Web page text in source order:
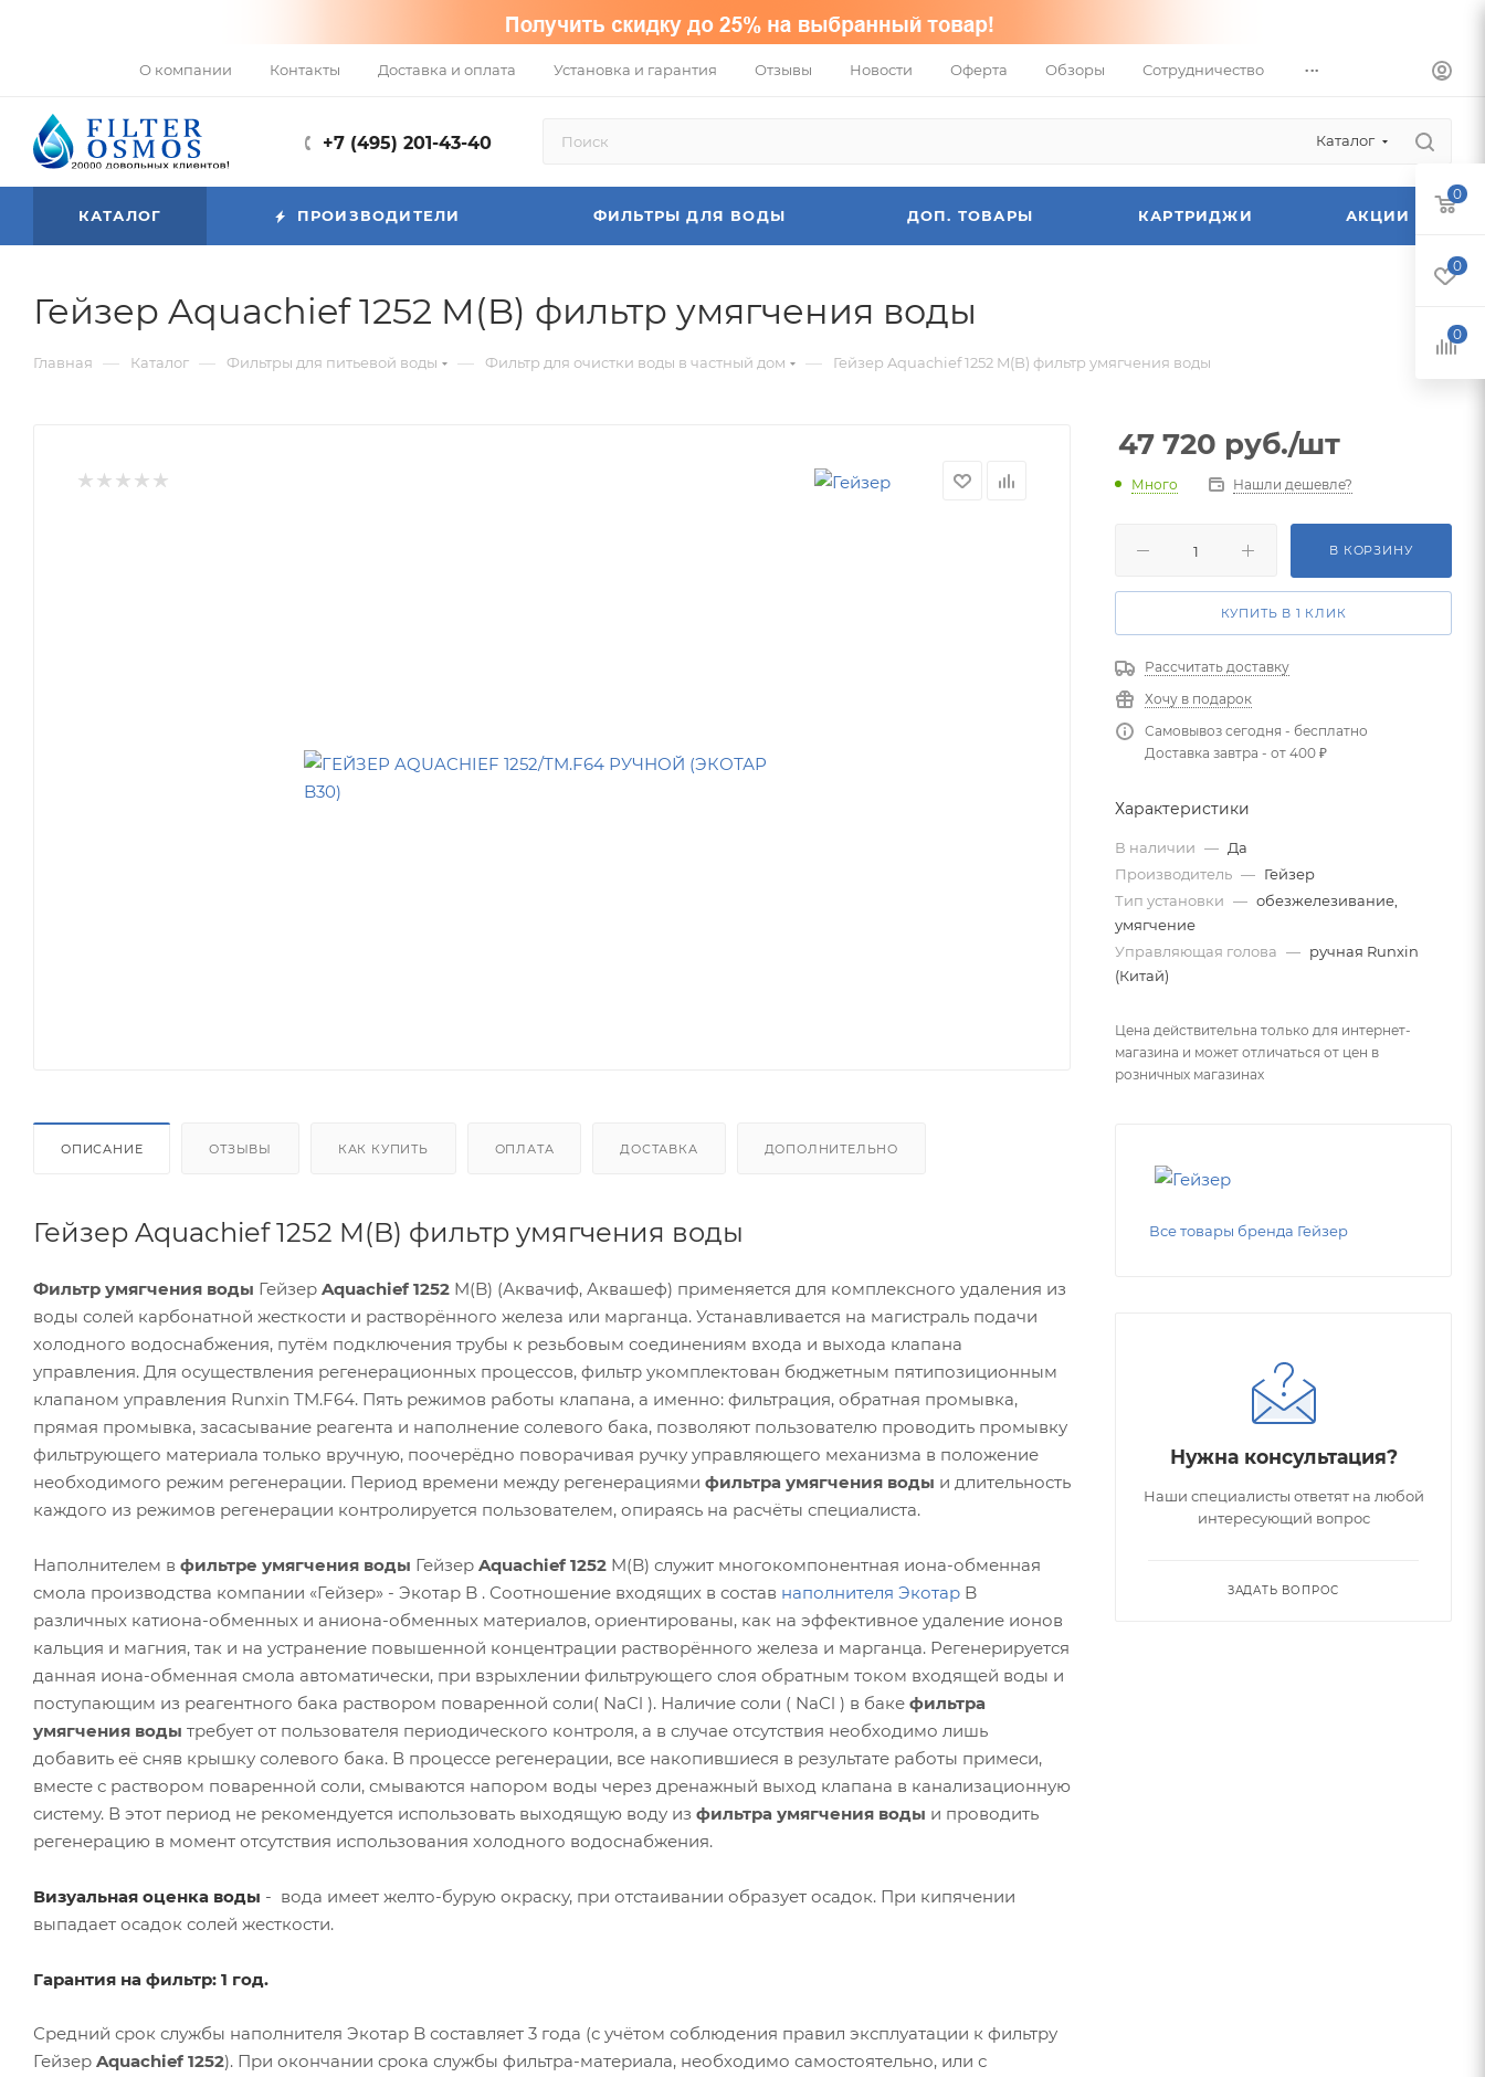
О компании Контакты Доставка и оплата Установка и гарантия Отзывы Новости Оферта Обзоры Сотрудничество ...
+7 (495) 201-43-40 Каталог
КАТАЛОГ ПРОИЗВОДИТЕЛИ ФИЛЬТРЫ ДЛЯ ВОДЫ ДОП. ТОВАРЫ КАРТРИДЖИ АКЦИИ
Гейзер Aquachief 1252 M(B) фильтр умягчения воды
Главная — Каталог — Фильтры для питьевой воды — Фильтр для очистки воды в частный дом — Гейзер Aquachief 1252 M(B) фильтр умягчения воды
ОПИСАНИЕ ОТЗЫВЫ КАК КУПИТЬ ОПЛАТА ДОСТАВКА ДОПОЛНИТЕЛЬНО
Гейзер Aquachief 1252 M(B) фильтр умягчения воды
Фильтр умягчения воды Гейзер Aquachief 1252 M(B) (Аквачиф, Аквашеф) применяется для комплексного удаления из
воды солей карбонатной жесткости и растворённого железа или марганца. Устанавливается на магистраль подачи
холодного водоснабжения, путём подключения трубы к резьбовым соединениям входа и выхода клапана
управления. Для осуществления регенерационных процессов, фильтр укомплектован бюджетным пятипозиционным
клапаном управления Runxin TM.F64. Пять режимов работы клапана, а именно: фильтрация, обратная промывка,
прямая промывка, засасывание реагента и наполнение солевого бака, позволяют пользователю проводить промывку
фильтрующего материала только вручную, поочерёдно поворачивая ручку управляющего механизма в положение
необходимого режим регенерации. Период времени между регенерациями фильтра умягчения воды и длительность
каждого из режимов регенерации контролируется пользователем, опираясь на расчёты специалиста.
Наполнителем в фильтре умягчения воды Гейзер Aquachief 1252 M(B) служит многокомпонентная иона-обменная
смола производства компании «Гейзер» - Экотар B . Соотношение входящих в состав наполнителя Экотар B
различных катиона-обменных и аниона-обменных материалов, ориентированы, как на эффективное удаление ионов
кальция и магния, так и на устранение повышенной концентрации растворённого железа и марганца. Регенерируется
данная иона-обменная смола автоматически, при взрыхлении фильтрующего слоя обратным током входящей воды и
поступающим из реагентного бака раствором поваренной соли( NaCl ). Наличие соли ( NaCl ) в баке фильтра
умягчения воды требует от пользователя периодического контроля, а в случае отсутствия необходимо лишь
добавить её сняв крышку солевого бака. В процессе регенерации, все накопившиеся в результате работы примеси,
вместе с раствором поваренной соли, смываются напором воды через дренажный выход клапана в канализационную
систему. В этот период не рекомендуется использовать выходящую воду из фильтра умягчения воды и проводить
регенерацию в момент отсутствия использования холодного водоснабжения.
Визуальная оценка воды - вода имеет желто-бурую окраску, при отстаивании образует осадок. При кипячении
выпадает осадок солей жесткости.
Гарантия на фильтр: 1 год.
Средний срок службы наполнителя Экотар B составляет 3 года (с учётом соблюдения правил эксплуатации к фильтру
Гейзер Aquachief 1252). При окончании срока службы фильтра-материала, необходимо самостоятельно, или с
47 720 руб./шт
Много Нашли дешевле?
В КОРЗИНУ
КУПИТЬ В 1 КЛИК
Рассчитать доставку
Хочу в подарок
Самовывоз сегодня - бесплатно
Доставка завтра - от 400 ₽
Характеристики
В наличии — Да
Производитель — Гейзер
Тип установки — обезжелезивание,
умягчение
Управляющая голова — ручная Runxin
(Китай)
Цена действительна только для интернет-
магазина и может отличаться от цен в
розничных магазинах
Все товары бренда Гейзер
Нужна консультация?
Наши специалисты ответят на любой
интересующий вопрос
ЗАДАТЬ ВОПРОС
0
0
0